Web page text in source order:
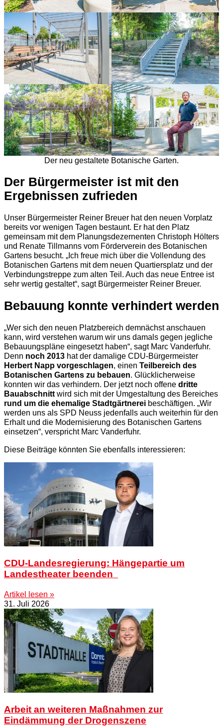
Der neu gestaltete Botanische Garten.
Der Bürgermeister ist mit den
Ergebnissen zufrieden
Unser Bürgermeister Reiner Breuer hat den neuen Vorplatz
bereits vor wenigen Tagen bestaunt. Er hat den Platz
gemeinsam mit dem Planungsdezernenten Christoph Hölters
und Renate Tillmanns vom Förderverein des Botanischen
Gartens besucht. „Ich freue mich über die Vollendung des
Botanischen Gartens mit dem neuen Quartiersplatz und der
Verbindungstreppe zum alten Teil. Auch das neue Entree ist
sehr wertig gestaltet“, sagt Bürgermeister Reiner Breuer.
Bebauung konnte verhindert werden
„Wer sich den neuen Platzbereich demnächst anschauen
kann, wird verstehen warum wir uns damals gegen jegliche
Bebauungspläne eingesetzt haben“, sagt Marc Vanderfuhr.
Denn noch 2013 hat der damalige CDU-Bürgermeister
Herbert Napp vorgeschlagen, einen Teilbereich des
Botanischen Gartens zu bebauen. Glücklicherweise
konnten wir das verhindern. Der jetzt noch offene dritte
Bauabschnitt wird sich mit der Umgestaltung des Bereiches
rund um die ehemalige Stadtgärtnerei beschäftigen. „Wir
werden uns als SPD Neuss jedenfalls auch weiterhin für den
Erhalt und die Modernisierung des Botanischen Gartens
einsetzen“, verspricht Marc Vanderfuhr.
Diese Beiträge könnten Sie ebenfalls interessieren:
CDU-Landesregierung: Hängepartie um
Landestheater beenden
Artikel lesen »
31. Juli 2026
Arbeit an weiteren Maßnahmen zur
Eindämmung der Drogenszene